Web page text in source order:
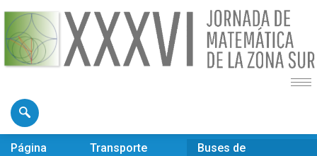
Página
Transporte
Buses de